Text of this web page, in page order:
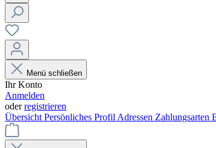
Menü schließen
Ihr Konto
Anmelden
oderregistrieren
Übersicht Persönliches Profil Adressen Zahlungsarten